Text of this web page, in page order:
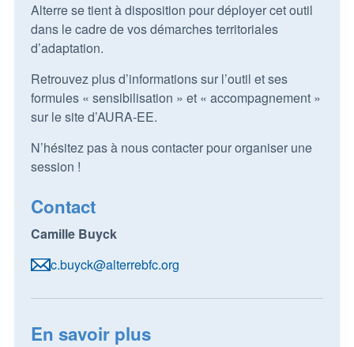
Alterre se tient à disposition pour déployer cet outil
dans le cadre de vos démarches territoriales
d’adaptation.
Retrouvez plus d’informations sur l’outil et ses
formules « sensibilisation » et « accompagnement »
sur le site d’AURA-EE.
N’hésitez pas à nous contacter pour organiser une
session !
Contact
Camille Buyck
c.buyck@alterrebfc.org
En savoir plus